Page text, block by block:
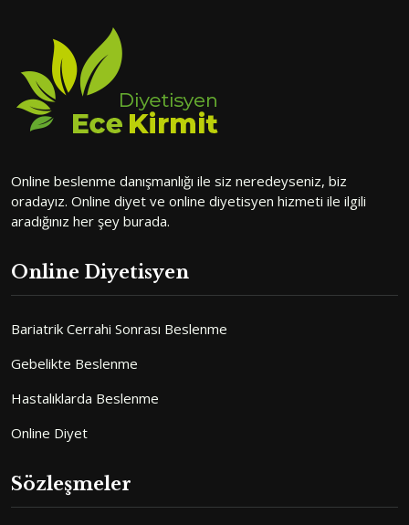
Online beslenme danışmanlığı ile siz neredeyseniz, biz
oradayız. Online diyet ve online diyetisyen hizmeti ile ilgili
aradığınız her şey burada.
Online Diyetisyen
Bariatrik Cerrahi Sonrası Beslenme
Gebelikte Beslenme
Hastalıklarda Beslenme
Online Diyet
Sözleşmeler